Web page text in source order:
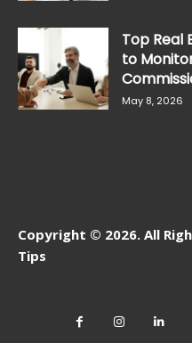
Top Real
to
May 8, 2026
Copyright © 2026. All
Tips